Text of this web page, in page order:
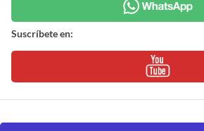
Suscríbete en: